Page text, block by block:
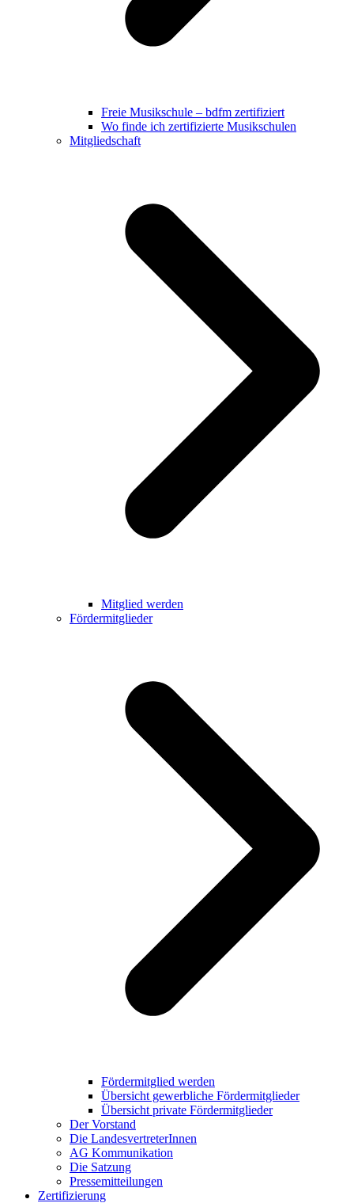
Freie Musikschule – bdfm zertifiziert
Wo finde ich zertifizierte Musikschulen
Mitgliedschaft
Mitglied werden
Fördermitglieder
Fördermitglied werden
Übersicht gewerbliche Fördermitglieder
Übersicht private Fördermitglieder
Der Vorstand
Die LandesvertreterInnen
AG Kommunikation
Die Satzung
Pressemitteilungen
Zertifizierung